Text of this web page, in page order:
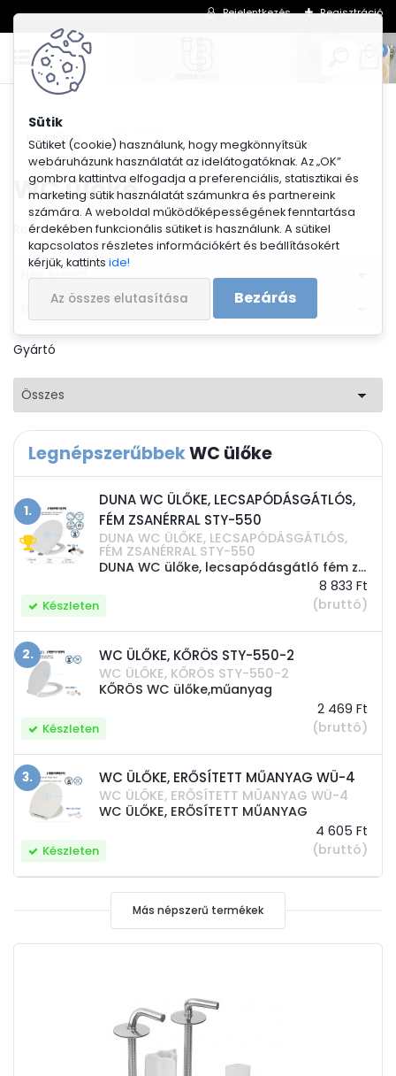
Sütiket (cookie) használunk, hogy megkönnyítsük
webáruházunk használatát az idelátogatóknak. Az „OK”
gombra kattintva elfogadja a preferenciális, statisztikai és
marketing sütik használatát számunkra és partnereink
számára. A weboldal működőképességének fenntartása
érdekében funkcionális sütiket is használunk. A sütikel
kapcsolatos részletes információkért és beállításokért
kérjük, kattints ide!
Az összes elutasítása Bezárás
Bejelentkezés Regisztráció
0
Kezdőlap
WC ülőke
Rendezés
Név szerint
Növekvő sorrendben
Gyártó
Összes
LegnépszerűbbekWC ülőke
1.
DUNA WC ÜLŐKE, LECSAPÓDÁSGÁTLÓS,
FÉM ZSANÉRRAL STY-550
DUNA WC ÜLŐKE, LECSAPÓDÁSGÁTLÓS,
FÉM ZSANÉRRAL STY-550
Készleten
DUNA WC ülőke, lecsapódásgátló fém zsanérral
8 833 Ft
(bruttó)
2. WC ÜLŐKE, KŐRÖS STY-550-2
WC ÜLŐKE, KŐRÖS STY-550-2
Készleten
KŐRÖS WC ülőke,műanyag
2 469 Ft
(bruttó)
3. WC ÜLŐKE, ERŐSÍTETT MŰANYAG WÜ-4
WC ÜLŐKE, ERŐSÍTETT MŰANYAG WÜ-4
Készleten
WC ÜLŐKE, ERŐSÍTETT MŰANYAG
4 605 Ft
(bruttó)
Más népszerű termékek